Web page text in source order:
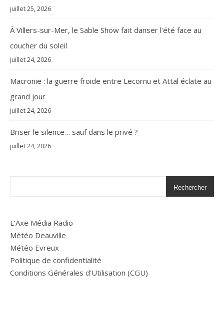
juillet 25, 2026
À Villers-sur-Mer, le Sable Show fait danser l’été face au
coucher du soleil
juillet 24, 2026
Macronie : la guerre froide entre Lecornu et Attal éclate au
grand jour
juillet 24, 2026
Briser le silence… sauf dans le privé ?
juillet 24, 2026
Rechercher
L’Axe Média Radio
Météo Deauville
Météo Evreux
Politique de confidentialité
Conditions Générales d'Utilisation (CGU)